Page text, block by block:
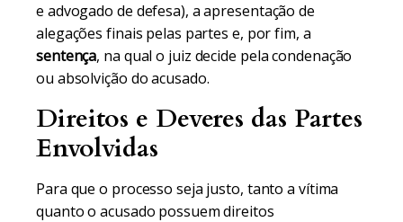
e advogado de defesa), a apresentação de
alegações finais pelas partes e, por fim, a
sentença, na qual o juiz decide pela condenação
ou absolvição do acusado.
Direitos e Deveres das Partes
Envolvidas
Para que o processo seja justo, tanto a vítima
quanto o acusado possuem direitos